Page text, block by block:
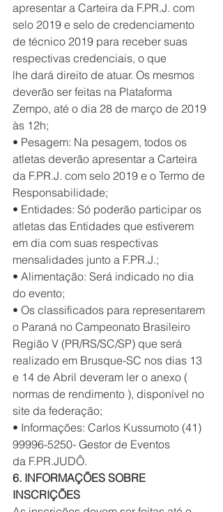
apresentar a Carteira da F.PR.J. com
selo 2019 e selo de credenciamento
de técnico 2019 para receber suas
respectivas credenciais, o que
lhe dará direito de atuar. Os mesmos
deverão ser feitas na Plataforma
Zempo, até o dia 28 de março de 2019
às 12h;
• Pesagem: Na pesagem, todos os
atletas deverão apresentar a Carteira
da F.PR.J. com selo 2019 e o Termo de
Responsabilidade;
• Entidades: Só poderão participar os
atletas das Entidades que estiverem
em dia com suas respectivas
mensalidades junto a F.PR.J.;
• Alimentação: Será indicado no dia
do evento;
• Os classificados para representarem
o Paraná no Campeonato Brasileiro
Região V (PR/RS/SC/SP) que será
realizado em Brusque-SC nos dias 13
e 14 de Abril deveram ler o anexo (
normas de rendimento ), disponível no
site da federação;
• Informações: Carlos Kussumoto (41)
99996-5250- Gestor de Eventos
da F.PR.JUDÔ.
6. INFORMAÇÕES SOBRE
INSCRIÇÕES